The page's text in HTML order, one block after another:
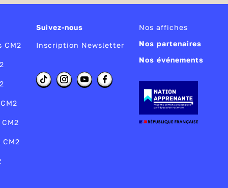
CM2
CM2
Suivez-nous
Inscription Newsletter
Nos affiches
Nos partenaires
Nos événements